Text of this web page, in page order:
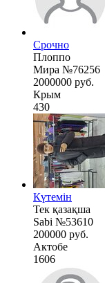
Срочно
Плоппо
Мира №76256
2000000 руб.
Крым
430
Күтемін
Тек қазақша
Sabi №53610
200000 руб.
Актобе
1606